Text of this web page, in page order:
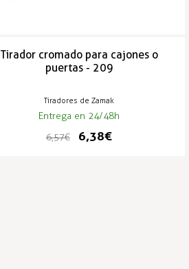
Tirador cromado para cajones o
puertas - 209
Tiradores de Zamak
Entrega en 24/48h
6,57 €
6,38 €